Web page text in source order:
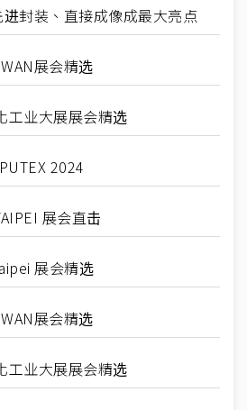
封装、直接成像成最大亮点
展会精选
工业大展展会精选
2024
展会直击
展会精选
展会精选
工业大展展会精选